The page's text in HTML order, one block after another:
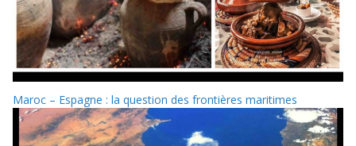
Maroc – Espagne : la question des frontières maritimes